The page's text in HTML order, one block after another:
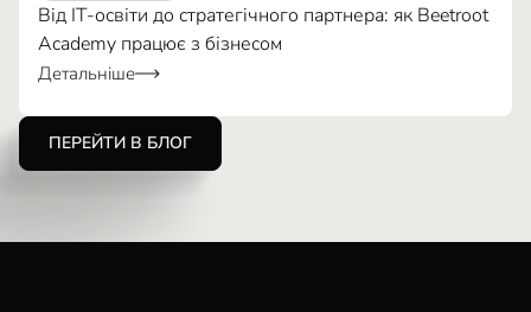
Від IT-освіти до стратегічного партнера: як Beetroot
Academy працює з бізнесом
Детальніше
ПЕРЕЙТИ В БЛОГ